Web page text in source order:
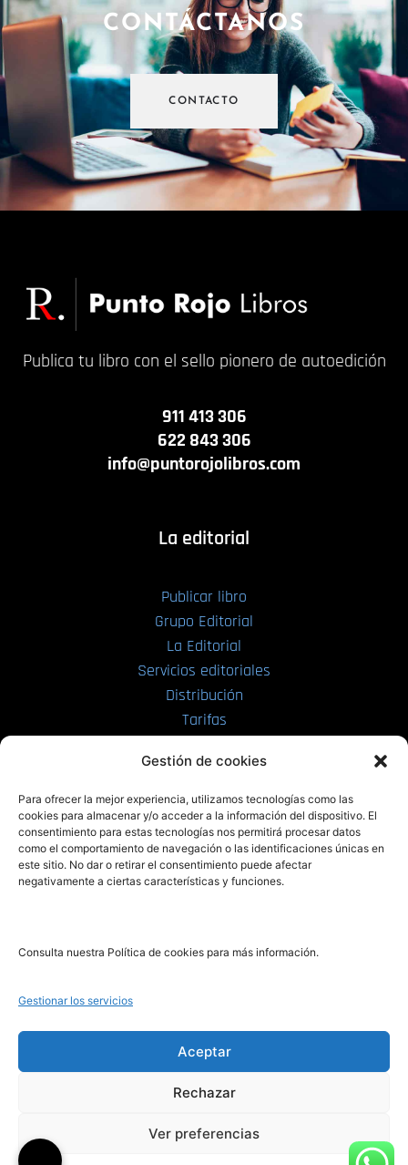
Gestión de cookies
Para ofrecer la mejor experiencia, utilizamos tecnologías como las
cookies para almacenar y/o acceder a la información del dispositivo. El
consentimiento para estas tecnologías nos permitirá procesar datos
como el comportamiento de navegación o las identificaciones únicas en
este sitio. No dar o retirar el consentimiento puede afectar
negativamente a ciertas características y funciones.
Consulta nuestra Política de cookies para más información.
Gestionar los servicios
Aceptar
Rechazar
Ver preferencias
CONTÁCTANOS
CONTACTO
Publica tu libro con el sello pionero de autoedición
911 413 306
622 843 306
info@puntorojolibros.com
La editorial
Publicar libro
Grupo Editorial
La Editorial
Servicios editoriales
Distribución
Tarifas
PRL | Films
PRL | Play
PRL | LAB
Noticias
Legal
Aviso Legal
Política de Cookies
Política de Privacidad